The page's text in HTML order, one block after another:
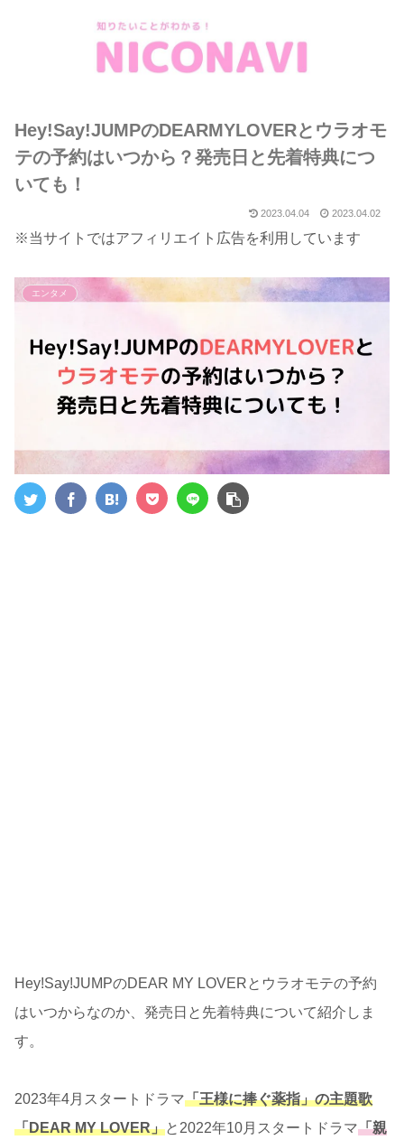
Hey!Say!JUMPのDEARMYLOVERとウラオモ
テの予約はいつから？発売日と先着特典につ
いても！
2023.04.04 2023.04.02
※当サイトではアフィリエイト広告を利用しています
エンタメ
Hey!Say!JUMPのDEAR MY LOVERとウラオモテの予約
はいつからなのか、発売日と先着特典について紹介しま
す。
2023年4月スタートドラマ「王様に捧ぐ薬指」の主題歌
「DEAR MY LOVER」と2022年10月スタートドラマ「親